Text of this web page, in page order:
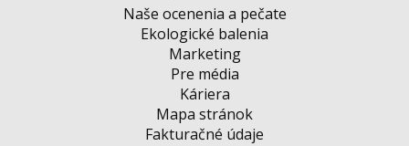
Naše ocenenia a pečate
Ekologické balenia
Marketing
Pre média
Káriera
Mapa stránok
Fakturačné údaje